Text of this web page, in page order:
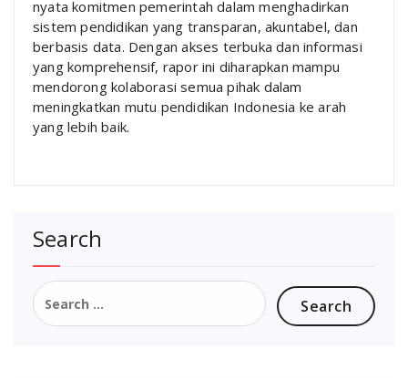
nyata komitmen pemerintah dalam menghadirkan
sistem pendidikan yang transparan, akuntabel, dan
berbasis data. Dengan akses terbuka dan informasi
yang komprehensif, rapor ini diharapkan mampu
mendorong kolaborasi semua pihak dalam
meningkatkan mutu pendidikan Indonesia ke arah
yang lebih baik.
Search
Search
for: